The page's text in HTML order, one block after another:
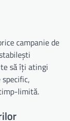
campanie de
să îți atingi
limită.